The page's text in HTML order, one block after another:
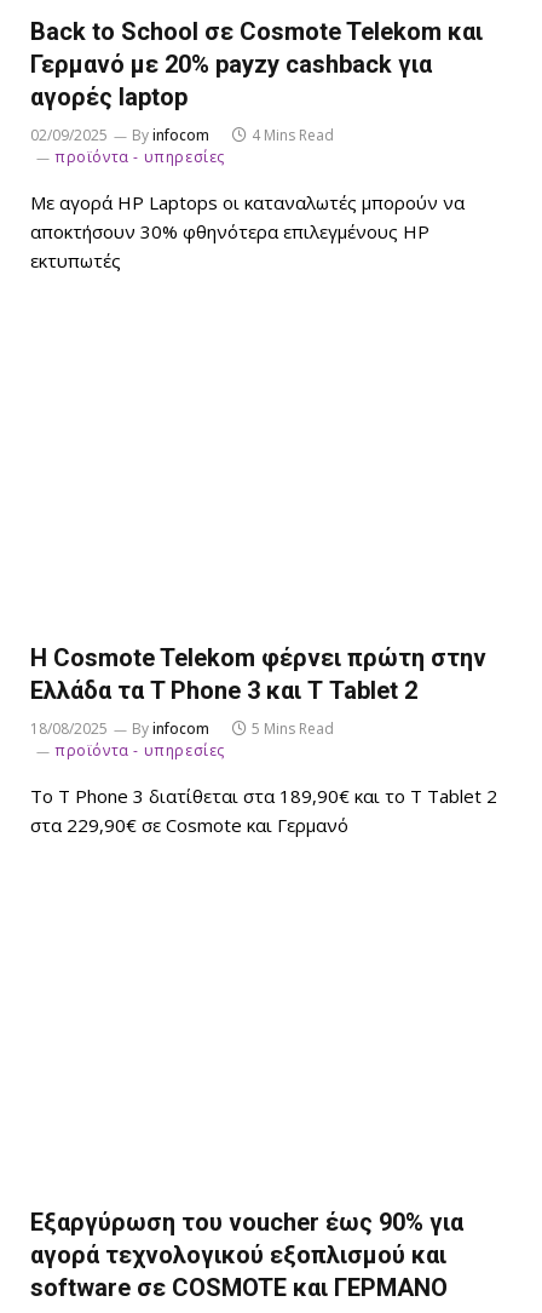
Back to School σε Cosmote Telekom και
Γερμανό με 20% payzy cashback για
αγορές laptop
02/09/2025 Byinfocom
4 Mins Read
προϊόντα - υπηρεσίες
Με αγορά HP Laptops οι καταναλωτές μπορούν να
αποκτήσουν 30% φθηνότερα επιλεγμένους HP
εκτυπωτές
Η Cosmote Telekom φέρνει πρώτη στην
Ελλάδα τα T Phone 3 και Τ Tablet 2
18/08/2025 Byinfocom
5 Mins Read
προϊόντα - υπηρεσίες
Το Τ Phone 3 διατίθεται στα 189,90€ και το Τ Tablet 2
στα 229,90€ σε Cosmote και Γερμανό
Εξαργύρωση του voucher έως 90% για
αγορά τεχνολογικού εξοπλισμού και
software σε COSMOTE και ΓΕΡΜΑΝΟ